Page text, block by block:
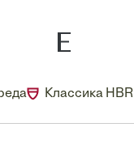
Классика HBR